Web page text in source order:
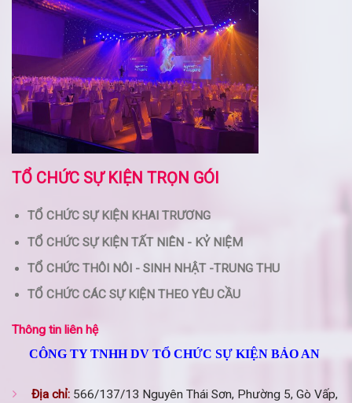
TỔ CHỨC SỰ KIỆN TRỌN GÓI
TỔ CHỨC SỰ KIỆN KHAI TRƯƠNG
TỔ CHỨC SỰ KIỆN TẤT NIÊN - KỶ NIỆM
TỔ CHỨC THÔI NÔI - SINH NHẬT -TRUNG THU
TỔ CHỨC CÁC SỰ KIỆN THEO YÊU CẦU
Thông tin liên hệ
CÔNG TY TNHH DV TỔ CHỨC SỰ KIỆN BẢO AN
Địa chỉ: 566/137/13 Nguyên Thái Sơn, Phường 5, Gò Vấp,